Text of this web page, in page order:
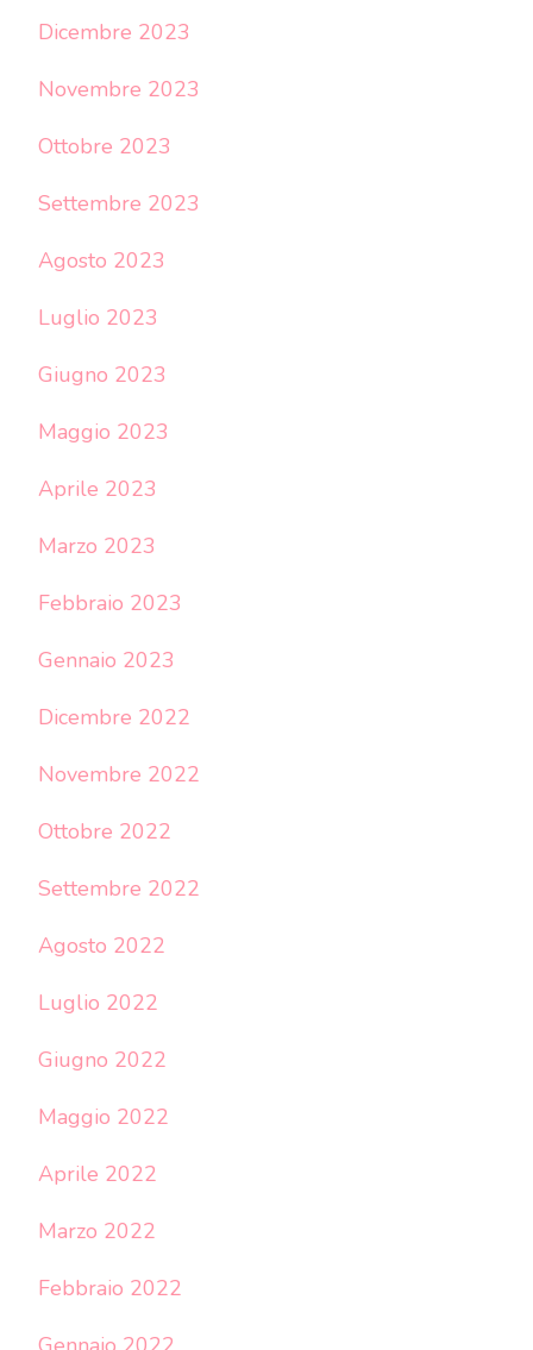
Dicembre 2023
Novembre 2023
Ottobre 2023
Settembre 2023
Agosto 2023
Luglio 2023
Giugno 2023
Maggio 2023
Aprile 2023
Marzo 2023
Febbraio 2023
Gennaio 2023
Dicembre 2022
Novembre 2022
Ottobre 2022
Settembre 2022
Agosto 2022
Luglio 2022
Giugno 2022
Maggio 2022
Aprile 2022
Marzo 2022
Febbraio 2022